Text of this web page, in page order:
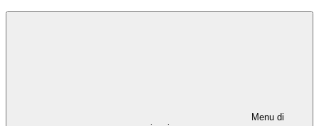
Menu di